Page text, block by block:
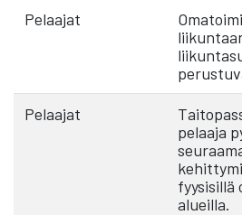
Pelaajat
Pelaajat
pelaaja
fyysisillä
alueilla.